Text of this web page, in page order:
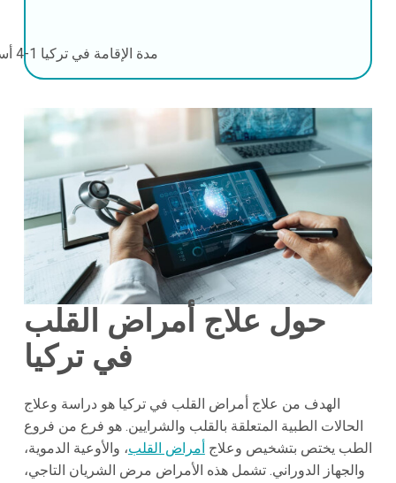
مدة الإقامة في تركيا 1-4 أسابيع
حول علاج أمراض القلب
في تركيا
الهدف من علاج أمراض القلب في تركيا هو دراسة وعلاج
الحالات الطبية المتعلقة بالقلب والشرايين. هو فرع من فروع
الطب يختص بتشخيص وعلاج أمراض القلب، والأوعية الدموية،
والجهاز الدوراني. تشمل هذه الأمراض مرض الشريان التاجي،